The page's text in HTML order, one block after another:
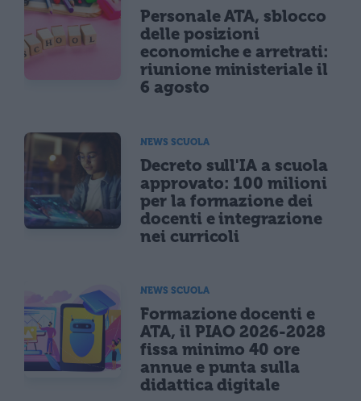
Personale ATA, sblocco
delle posizioni
economiche e arretrati:
riunione ministeriale il
6 agosto
NEWS SCUOLA
Decreto sull'IA a scuola
approvato: 100 milioni
per la formazione dei
docenti e integrazione
nei curricoli
NEWS SCUOLA
Formazione docenti e
ATA, il PIAO 2026-2028
fissa minimo 40 ore
annue e punta sulla
didattica digitale